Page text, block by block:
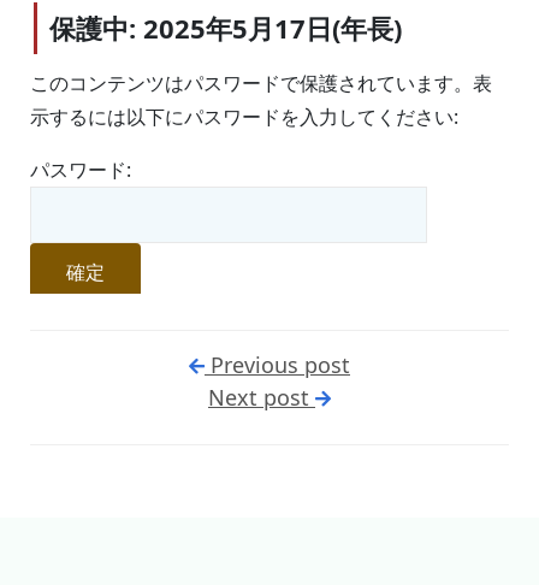
保護中: 2025年5月17日(年長)
このコンテンツはパスワードで保護されています。表
示するには以下にパスワードを入力してください:
パスワード:
Previous post
Next post